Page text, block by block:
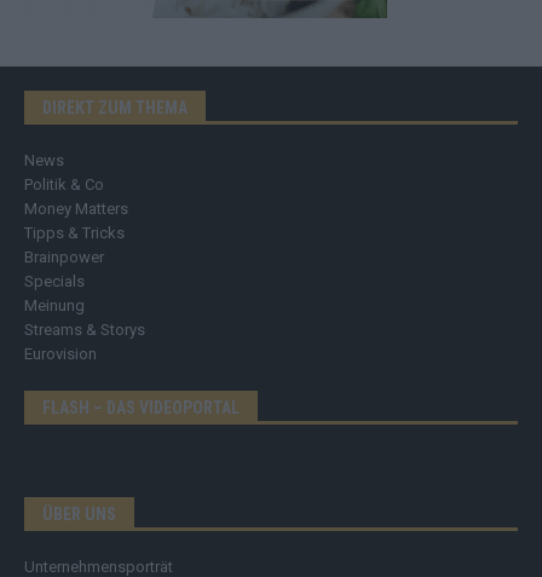
DIREKT ZUM THEMA
News
Politik & Co
Money Matters
Tipps & Tricks
Brainpower
Specials
Meinung
Streams & Storys
Eurovision
FLASH – DAS VIDEOPORTAL
ÜBER UNS
Unternehmensporträt